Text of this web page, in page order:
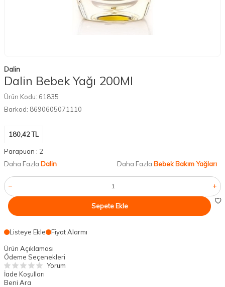
Dalin
Dalin Bebek Yağı 200Ml
Ürün Kodu: 61835
Barkod: 8690605071110
180,42TL
Parapuan : 2
Daha Fazla Dalin Daha Fazla Bebek Bakım Yağları
Sepete Ekle
Listeye Ekle Fiyat Alarmı
Ürün Açıklaması
Ödeme Seçenekleri
Yorum
İade Koşulları
Beni Ara